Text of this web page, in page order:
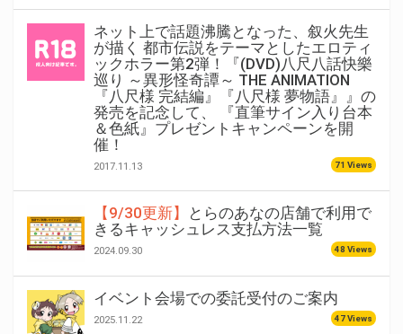
ネット上で話題沸騰となった、叙火先生
が描く 都市伝説をテーマとしたエロティ
ックホラー第2弾！『(DVD)八尺八話快樂
巡り ～異形怪奇譚～ THE ANIMATION
『八尺様 完結編』『八尺様 夢物語』』の
発売を記念して、 『直筆サイン入り台本
＆色紙』プレゼントキャンペーンを開
催！
2017.11.13 71 Views
【9/30更新】
とらのあなの店舗で利用で
きるキャッシュレス支払方法一覧
2024.09.30 48 Views
イベント会場での委託受付のご案内
2025.11.22 47 Views